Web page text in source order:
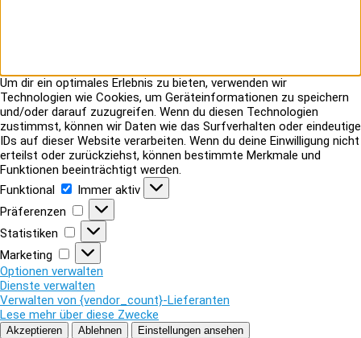
Um dir ein optimales Erlebnis zu bieten, verwenden wir
Technologien wie Cookies, um Geräteinformationen zu speichern
und/oder darauf zuzugreifen. Wenn du diesen Technologien
zustimmst, können wir Daten wie das Surfverhalten oder eindeutige
IDs auf dieser Website verarbeiten. Wenn du deine Einwilligung nicht
erteilst oder zurückziehst, können bestimmte Merkmale und
Funktionen beeinträchtigt werden.
Funktional
Funktional
Immer aktiv
Präferenzen
Präferenzen
Statistiken
Statistiken
Marketing
Marketing
Optionen verwalten
Dienste verwalten
Verwalten von {vendor_count}-Lieferanten
Lese mehr über diese Zwecke
Akzeptieren Ablehnen
Einstellungen ansehen